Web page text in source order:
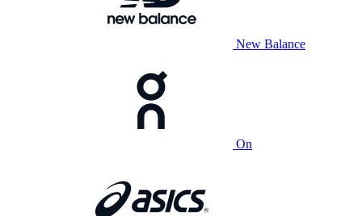
New Balance
On